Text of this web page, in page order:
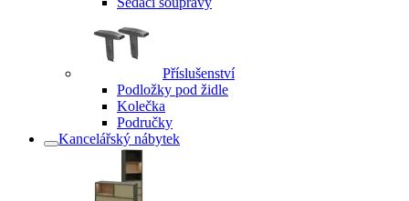
Příslušenství
Podložky pod židle
Kolečka
Područky
Kancelářský nábytek